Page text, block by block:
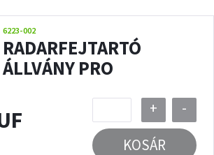
6223-002
RADARFEJTARTÓ
ÁLLVÁNY PRO
+
-
KOSÁR